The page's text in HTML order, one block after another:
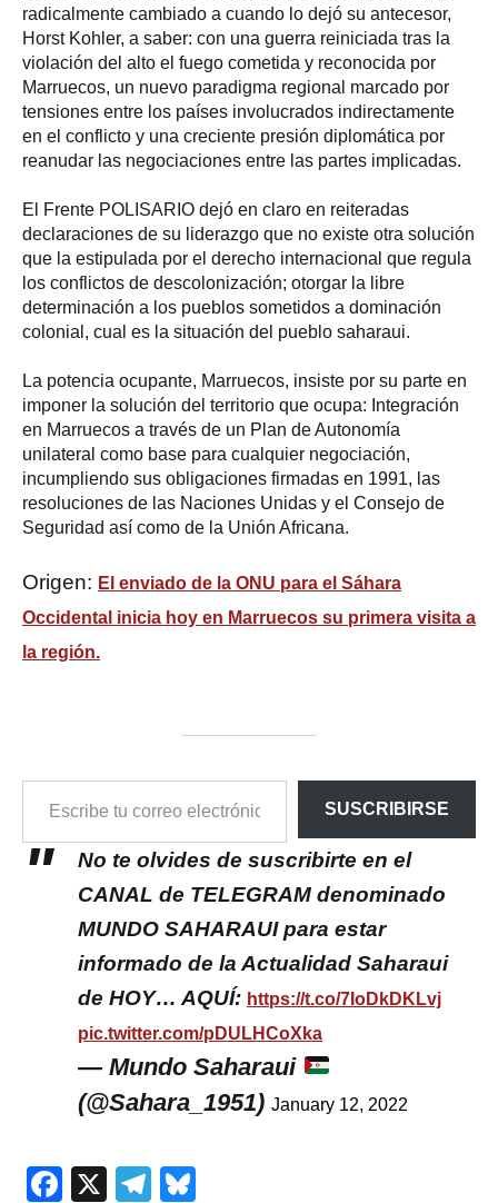
radicalmente cambiado a cuando lo dejó su antecesor,
Horst Kohler, a saber: con una guerra reiniciada tras la
violación del alto el fuego cometida y reconocida por
Marruecos, un nuevo paradigma regional marcado por
tensiones entre los países involucrados indirectamente
en el conflicto y una creciente presión diplomática por
reanudar las negociaciones entre las partes implicadas.
El Frente POLISARIO dejó en claro en reiteradas
declaraciones de su liderazgo que no existe otra solución
que la estipulada por el derecho internacional que regula
los conflictos de descolonización; otorgar la libre
determinación a los pueblos sometidos a dominación
colonial, cual es la situación del pueblo saharaui.
La potencia ocupante, Marruecos, insiste por su parte en
imponer la solución del territorio que ocupa: Integración
en Marruecos a través de un Plan de Autonomía
unilateral como base para cualquier negociación,
incumpliendo sus obligaciones firmadas en 1991, las
resoluciones de las Naciones Unidas y el Consejo de
Seguridad así como de la Unión Africana.
Origen: El enviado de la ONU para el Sáhara
Occidental inicia hoy en Marruecos su primera visita a
la región.
ELECTRÓNICO…
SUSCRIBIRSE
No te olvides de suscribirte en el
CANAL de TELEGRAM denominado
MUNDO SAHARAUI para estar
informado de la Actualidad Saharaui
de HOY… AQUÍ: https://t.co/7IoDkDKLvj
pic.twitter.com/pDULHCoXka
— Mundo Saharaui
(@Sahara_1951) January 12, 2022
Facebook
X Telegram